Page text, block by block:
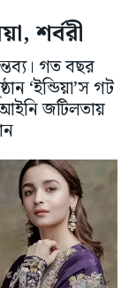
শর্বরী
গত বছর
‘ইন্ডিয়া’স গট
আইনি জটিলতায়